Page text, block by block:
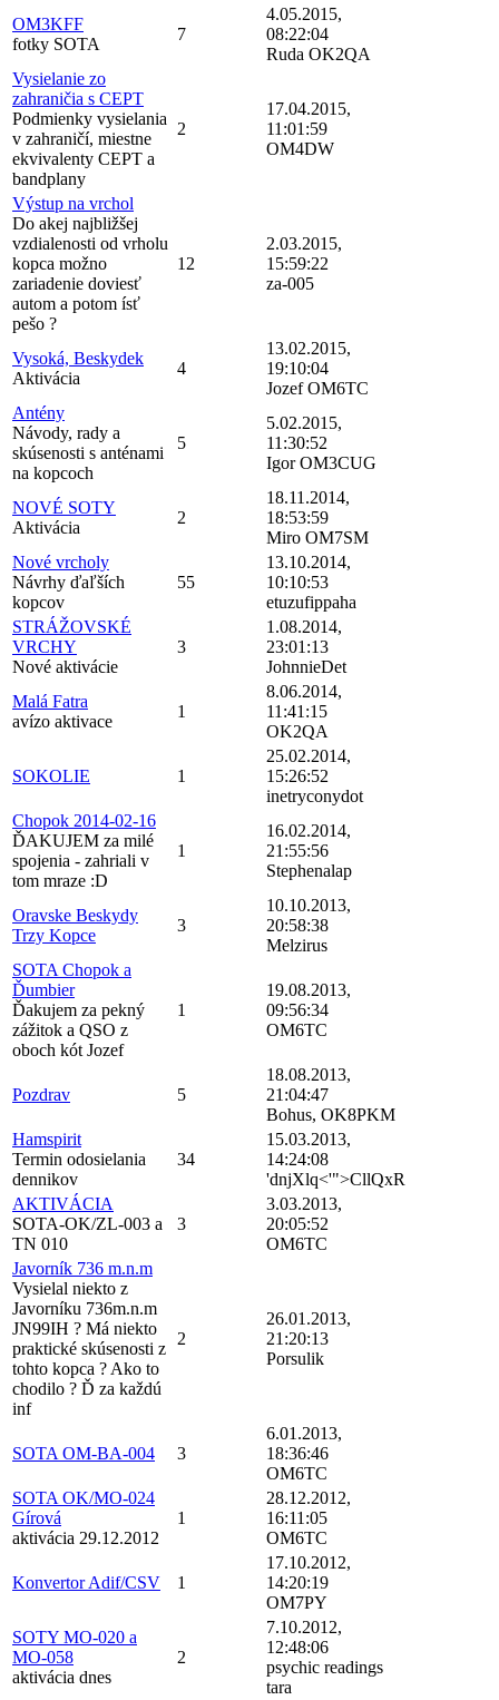
OM3KFF
fotky SOTA
7
4.05.2015,
08:22:04
Ruda OK2QA
Vysielanie zo
zahraničia s CEPT
Podmienky vysielania
v zahraničí, miestne
ekvivalenty CEPT a
bandplany
2
17.04.2015,
11:01:59
OM4DW
Výstup na vrchol
Do akej najbližšej
vzdialenosti od vrholu
kopca možno
zariadenie doviesť
autom a potom ísť
pešo ?
12
2.03.2015,
15:59:22
za-005
Vysoká, Beskydek
Aktivácia
4
13.02.2015,
19:10:04
Jozef OM6TC
Antény
Návody, rady a
skúsenosti s anténami
na kopcoch
5
5.02.2015,
11:30:52
Igor OM3CUG
NOVÉ SOTY
Aktivácia
2
18.11.2014,
18:53:59
Miro OM7SM
Nové vrcholy
Návrhy ďaľších
kopcov
55
13.10.2014,
10:10:53
etuzufippaha
STRÁŽOVSKÉ
VRCHY
Nové aktivácie
3
1.08.2014,
23:01:13
JohnnieDet
Malá Fatra
avízo aktivace
1
8.06.2014,
11:41:15
OK2QA
SOKOLIE 1
25.02.2014,
15:26:52
inetryconydot
Chopok 2014-02-16
ĎAKUJEM za milé
spojenia - zahriali v
tom mraze :D
1
16.02.2014,
21:55:56
Stephenalap
Oravske Beskydy
Trzy Kopce
3
10.10.2013,
20:58:38
Melzirus
SOTA Chopok a
Ďumbier
Ďakujem za pekný
zážitok a QSO z
oboch kót Jozef
1
19.08.2013,
09:56:34
OM6TC
Pozdrav 5
18.08.2013,
21:04:47
Bohus, OK8PKM
Hamspirit
Termin odosielania
dennikov
34
15.03.2013,
14:24:08
'dnjXlq<'">CllQxR
AKTIVÁCIA
SOTA-OK/ZL-003 a
TN 010
3
3.03.2013,
20:05:52
OM6TC
Javorník 736 m.n.m
Vysielal niekto z
Javorníku 736m.n.m
JN99IH ? Má niekto
praktické skúsenosti z
tohto kopca ? Ako to
chodilo ? Ď za každú
inf
2
26.01.2013,
21:20:13
Porsulik
SOTA OM-BA-004 3
6.01.2013,
18:36:46
OM6TC
SOTA OK/MO-024
Gírová
aktivácia 29.12.2012
1
28.12.2012,
16:11:05
OM6TC
Konvertor Adif/CSV 1
17.10.2012,
14:20:19
OM7PY
SOTY MO-020 a
MO-058
aktivácia dnes
2
7.10.2012,
12:48:06
psychic readings
tara